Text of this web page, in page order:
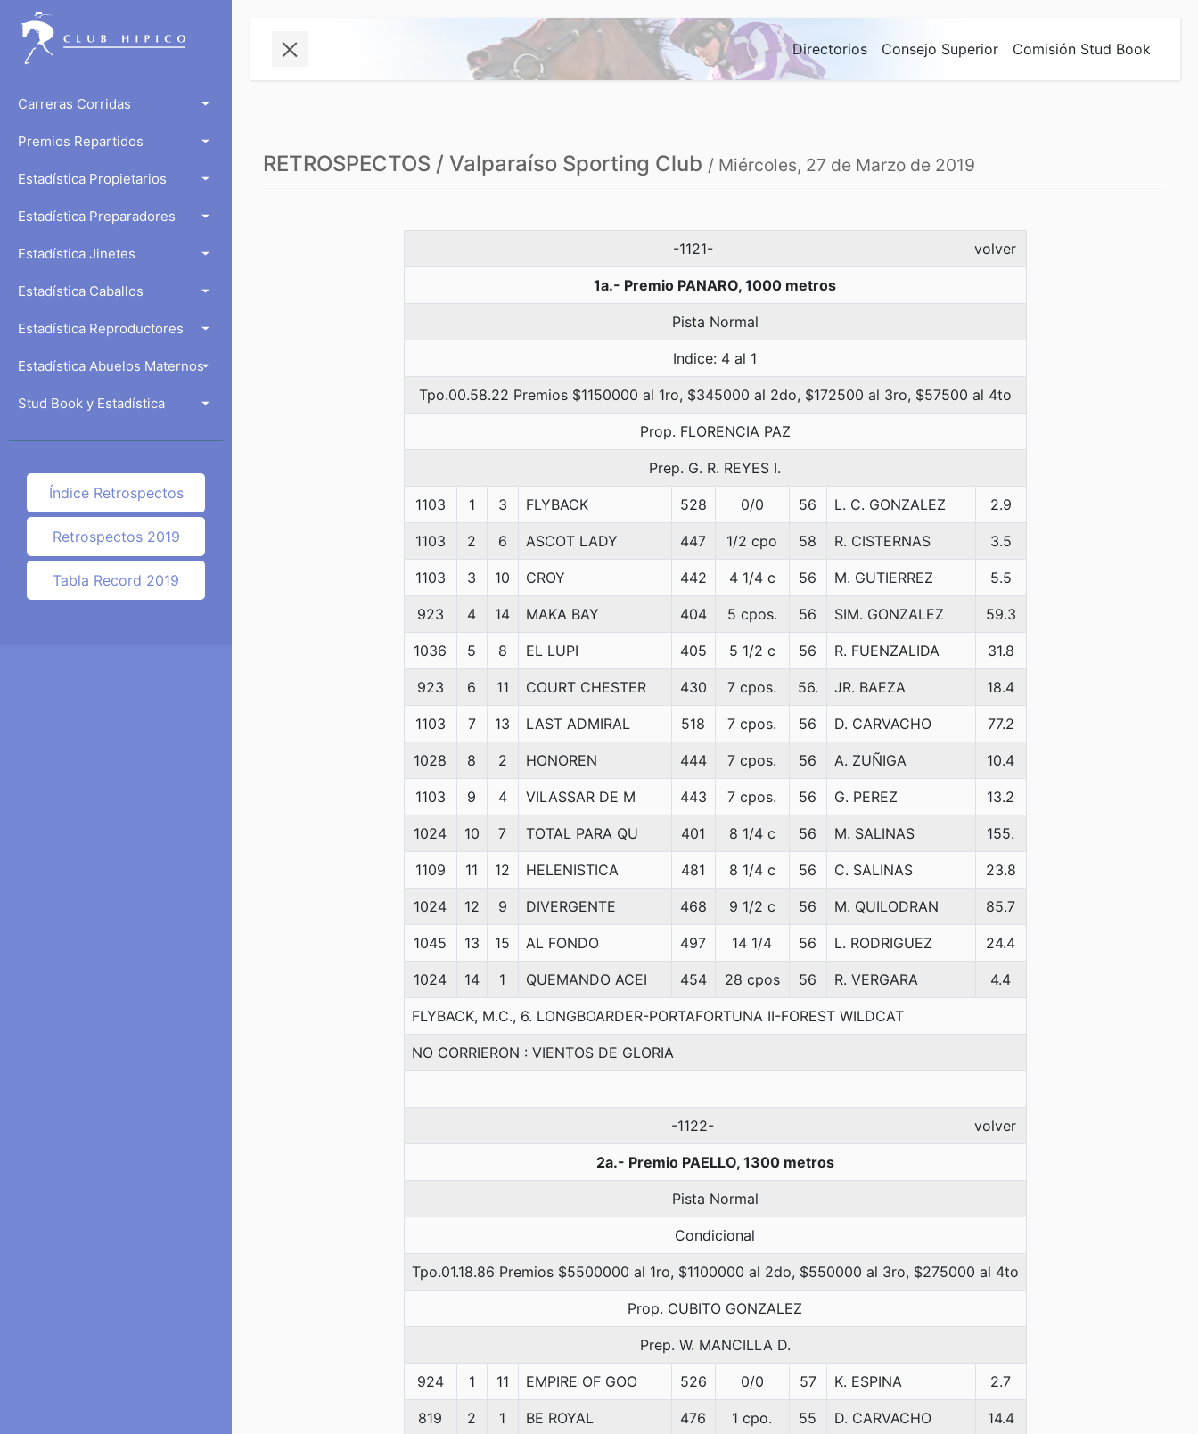
Carreras Corridas
Premios Repartidos
Estadística Propietarios
Estadística Preparadores
Estadística Jinetes
Estadística Caballos
Estadística Reproductores
Estadística Abuelos Maternos
Stud Book y Estadística
Índice Retrospectos
Retrospectos 2019
Tabla Record 2019
Directorios Consejo Superior Comisión Stud Book
RETROSPECTOS / Valparaíso Sporting Club / Miércoles, 27 de Marzo de 2019
-1121- volver
1a.- Premio PANARO, 1000 metros
Pista Normal
Indice: 4 al 1
Tpo.00.58.22 Premios $1150000 al 1ro, $345000 al 2do, $172500 al 3ro, $57500 al 4to
Prop. FLORENCIA PAZ
Prep. G. R. REYES I.
1103 1 3 FLYBACK 528 0/0 56 L. C. GONZALEZ 2.9
1103 2 6 ASCOT LADY 447 1/2 cpo 58 R. CISTERNAS 3.5
1103 3 10 CROY 442 4 1/4 c 56 M. GUTIERREZ 5.5
923 4 14 MAKA BAY 404 5 cpos. 56 SIM. GONZALEZ 59.3
1036 5 8 EL LUPI 405 5 1/2 c 56 R. FUENZALIDA 31.8
923 6 11 COURT CHESTER 430 7 cpos. 56. JR. BAEZA 18.4
1103 7 13 LAST ADMIRAL 518 7 cpos. 56 D. CARVACHO 77.2
1028 8 2 HONOREN 444 7 cpos. 56 A. ZUÑIGA 10.4
1103 9 4 VILASSAR DE M 443 7 cpos. 56 G. PEREZ 13.2
1024 10 7 TOTAL PARA QU 401 8 1/4 c 56 M. SALINAS 155.
1109 11 12 HELENISTICA 481 8 1/4 c 56 C. SALINAS 23.8
1024 12 9 DIVERGENTE 468 9 1/2 c 56 M. QUILODRAN 85.7
1045 13 15 AL FONDO 497 14 1/4 56 L. RODRIGUEZ 24.4
1024 14 1 QUEMANDO ACEI 454 28 cpos 56 R. VERGARA 4.4
FLYBACK, M.C., 6. LONGBOARDER-PORTAFORTUNA II-FOREST WILDCAT
NO CORRIERON : VIENTOS DE GLORIA
-1122- volver
2a.- Premio PAELLO, 1300 metros
Pista Normal
Condicional
Tpo.01.18.86 Premios $5500000 al 1ro, $1100000 al 2do, $550000 al 3ro, $275000 al 4to
Prop. CUBITO GONZALEZ
Prep. W. MANCILLA D.
924 1 11 EMPIRE OF GOO 526 0/0 57 K. ESPINA 2.7
819 2 1 BE ROYAL 476 1 cpo. 55 D. CARVACHO 14.4